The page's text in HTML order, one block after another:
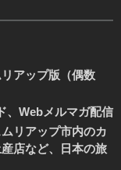
アップ版（偶数
、Webメルマガ配信
リアップ市内のカ
店など、日本の旅